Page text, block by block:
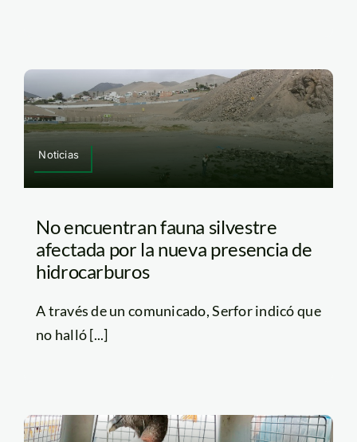
Noticias
No encuentran fauna silvestre
afectada por la nueva presencia de
hidrocarburos
A través de un comunicado, Serfor indicó que
no halló [...]